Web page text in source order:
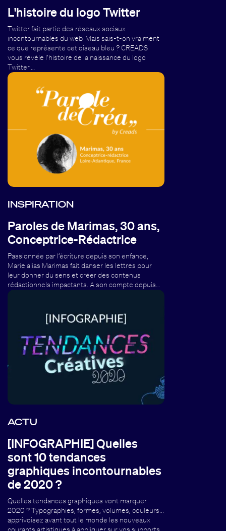
L'histoire du logo Twitter
Twitter fait partie des réseaux sociaux
incontournables du web. Mais sais-t-on vraiment
ce que représente cet oiseau bleu ? CREADS
vous révèle l’histoire de la naissance du logo
Twitter.…
INSPIRATION
Paroles de Marimas, 30 ans,
Conceptrice-Rédactrice
Passionnée par l’écriture depuis son enfance,
Marie alias Marimas fait danser les lettres pour
leur donner du sens et créer des contenus
rédactionnels impactants. A son compte depuis…
ACTU
[INFOGRAPHIE] Quelles
sont 10 tendances
graphiques incontournables
de 2020 ?
Quelles tendances graphiques vont marquer
2020 ? Typographies, formes, volumes, couleurs...
apprivoisez avant tout le monde les nouveaux